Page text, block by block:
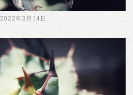
2022年3月14日